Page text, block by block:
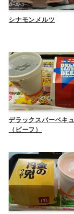
シナモンメルツ
デラックスバーベキ
（ビーフ）